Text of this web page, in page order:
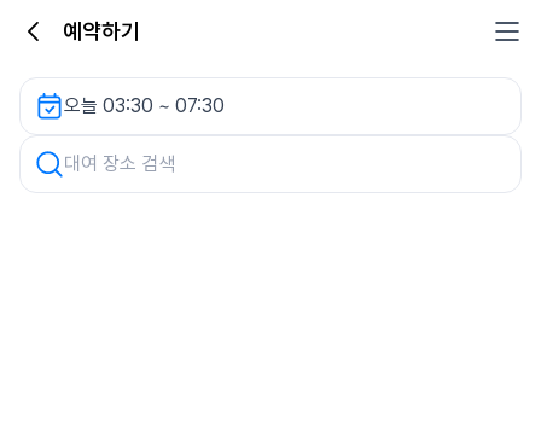
예약하기
오늘 03:30 ~ 07:30
양주 현대유료주차장 렌터카